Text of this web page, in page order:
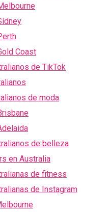
Coast
de TikTok
de moda
de belleza
en Australia
de fitness
de Instagram